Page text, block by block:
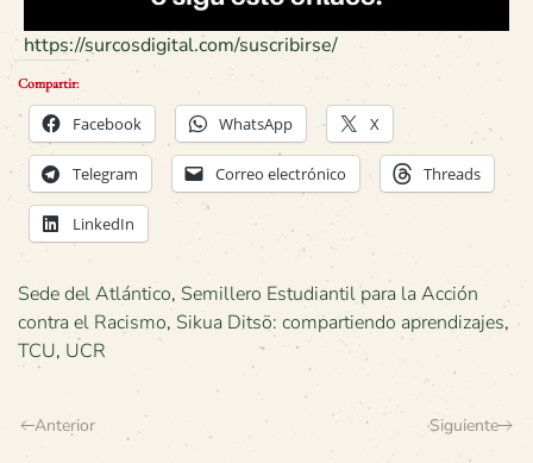
https://surcosdigital.com/suscribirse/
Compartir:
Facebook WhatsApp X
Telegram Correo electrónico Threads
LinkedIn
Sede del Atlántico, Semillero Estudiantil para la Acción
contra el Racismo, Sikua Ditsö: compartiendo aprendizajes,
TCU, UCR
Anterior Siguiente